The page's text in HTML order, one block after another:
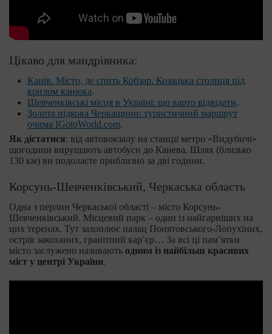
Цікаво для мандрівника:
Канів. Місто, де спить Кобзар. Козацька столиця під
крилом канюка.
Шевченківські місця в Україні: що варто відвідати.
Золота підкова Черкащини: туристичний маршрут
очима IGotoWorld.com.
Як дістатися: від автовокзалу на станції метро «Видубичі»
щогодини вирушають автобуси до Канева. Шлях (близько
130 км) ви подолаєте приблизно за дві години.
Корсунь-Шевченківський, Черкаська область
Одна з перлин Черкаської області – місто Корсунь-
Шевченківський. Місцевий парк – один із найгарніших на
цих теренах. Тут захоплює палац Понятовського-Лопухіних,
острів закоханих, гранітний кар’єр… За всі ці пам’ятки
місто заслужено називають одним із найбільш красивих
міст у центрі України.